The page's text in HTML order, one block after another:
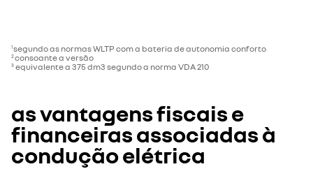
1segundo as normas WLTP com a bateria de autonomia conforto​
2consoante a versão
3 equivalente a 375 dm3 segundo a norma VDA 210​
as vantagens fiscais e
financeiras associadas à
condução elétrica